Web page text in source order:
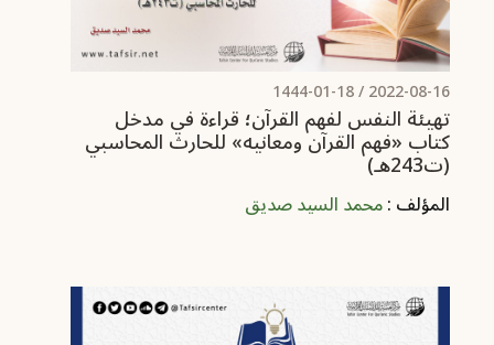
2022-08-16
/ 1444-01-18
تهيئة النفس لفهم القرآن؛ قراءة في مدخل
كتاب «فهم القرآن ومعانيه» للحارث المحاسبي
(ت243هـ)
المؤلف :محمد السيد صديق